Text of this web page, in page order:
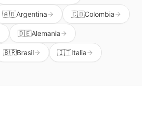
🇦🇷Argentina 🇨🇴Colombia
🇩🇪Alemania
🇧🇷Brasil 🇮🇹Italia